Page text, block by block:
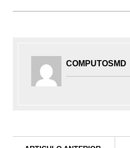
COMPUTOSMD